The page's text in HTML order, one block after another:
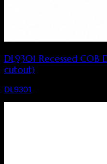
DL9301 Recessed COB
cutout)
DL9301